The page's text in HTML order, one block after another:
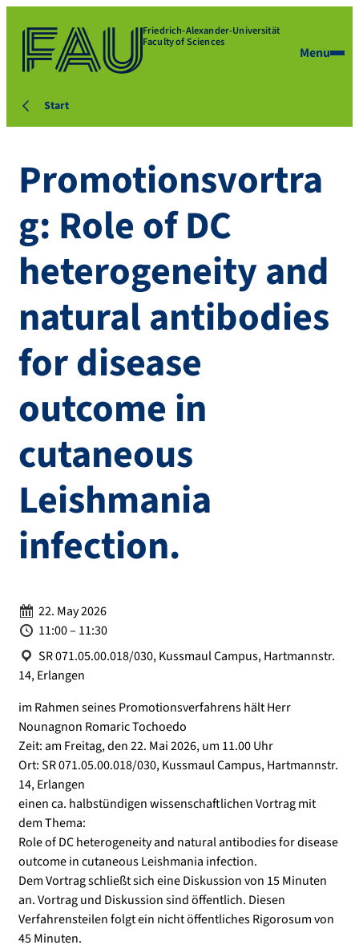
Friedrich-Alexander-Universität
Faculty of Sciences
Menu
Start
Promotionsvortra
g: Role of DC
heterogeneity and
natural antibodies
for disease
outcome in
cutaneous
Leishmania
infection.
Date:
22. May 2026
Time:
11:00 – 11:30
Location:
SR 071.05.00.018/030, Kussmaul Campus, Hartmannstr.
14, Erlangen
im Rahmen seines Promotionsverfahrens hält Herr
Nounagnon Romaric Tochoedo
Zeit: am Freitag, den 22. Mai 2026, um 11.00 Uhr
Ort: SR 071.05.00.018/030, Kussmaul Campus, Hartmannstr.
14, Erlangen
einen ca. halbstündigen wissenschaftlichen Vortrag mit
dem Thema:
Role of DC heterogeneity and natural antibodies for disease
outcome in cutaneous Leishmania infection.
Dem Vortrag schließt sich eine Diskussion von 15 Minuten
an. Vortrag und Diskussion sind öffentlich. Diesen
Verfahrensteilen folgt ein nicht öffentliches Rigorosum von
45 Minuten.